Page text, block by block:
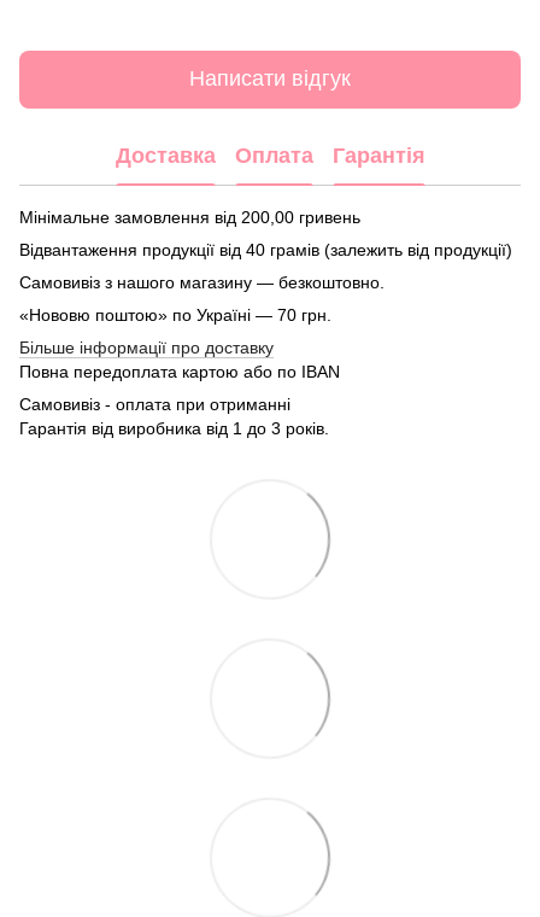
Написати відгук
Доставка Оплата Гарантія
Мінімальне замовлення від 200,00 гривень
Відвантаження продукції від 40 грамів (залежить від продукції)
Самовивіз з нашого магазину — безкоштовно.
«Нововю поштою» по Україні — 70 грн.
Більше інформації про доставку
Повна передоплата картою або по IBAN
Самовивіз - оплата при отриманні
Гарантія від виробника від 1 до 3 років.